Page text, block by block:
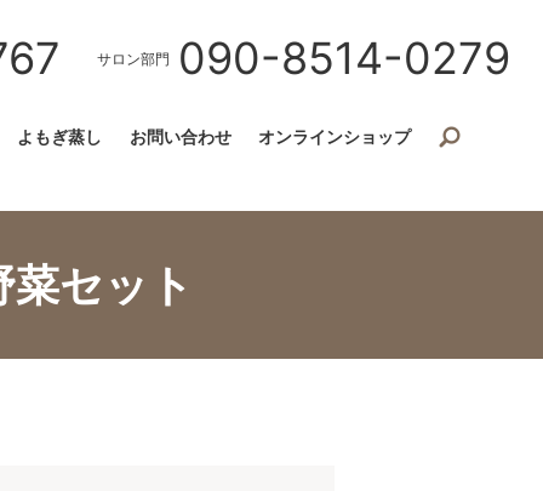
サロン部門 090-8514-0279
よもぎ蒸し お問い合わせ オンラインショップ
セット